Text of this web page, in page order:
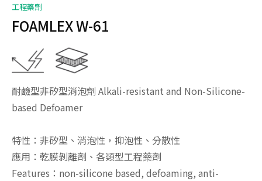
工程藥劑
FOAMLEX W-61
耐鹼型非矽型消泡劑 Alkali-resistant and Non-Silicone-
based Defoamer
特性：非矽型、消泡性，抑泡性、分散性
應用：乾膜剝離劑、各類型工程藥劑
Features：non-silicone based, defoaming, anti-